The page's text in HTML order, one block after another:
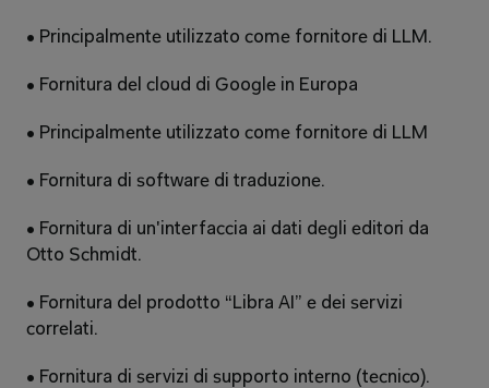
• Principalmente utilizzato come fornitore di LLM.
• Fornitura del cloud di Google in Europa
• Principalmente utilizzato come fornitore di LLM
• Fornitura di software di traduzione.
• Fornitura di un'interfaccia ai dati degli editori da
Otto Schmidt.
• Fornitura del prodotto “Libra AI” e dei servizi
correlati.
• Fornitura di servizi di supporto interno (tecnico).